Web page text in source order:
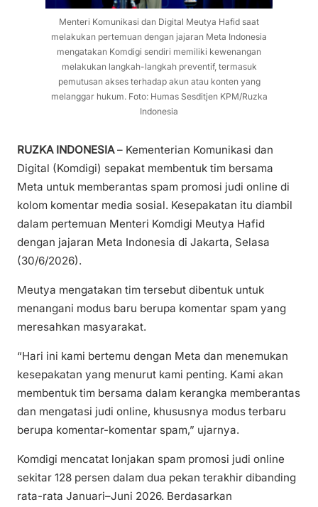
Menteri Komunikasi dan Digital Meutya Hafid saat
melakukan pertemuan dengan jajaran Meta Indonesia
mengatakan Komdigi sendiri memiliki kewenangan
melakukan langkah-langkah preventif, termasuk
pemutusan akses terhadap akun atau konten yang
melanggar hukum. Foto: Humas Sesditjen KPM/Ruzka
Indonesia
RUZKA INDONESIA– Kementerian Komunikasi dan
Digital (Komdigi) sepakat membentuk tim bersama
Meta untuk memberantas spam promosi judi online di
kolom komentar media sosial. Kesepakatan itu diambil
dalam pertemuan Menteri Komdigi Meutya Hafid
dengan jajaran Meta Indonesia di Jakarta, Selasa
(30/6/2026).
Meutya mengatakan tim tersebut dibentuk untuk
menangani modus baru berupa komentar spam yang
meresahkan masyarakat.
“Hari ini kami bertemu dengan Meta dan menemukan
kesepakatan yang menurut kami penting. Kami akan
membentuk tim bersama dalam kerangka memberantas
dan mengatasi judi online, khususnya modus terbaru
berupa komentar-komentar spam,” ujarnya.
Komdigi mencatat lonjakan spam promosi judi online
sekitar 128 persen dalam dua pekan terakhir dibanding
rata-rata Januari–Juni 2026. Berdasarkan